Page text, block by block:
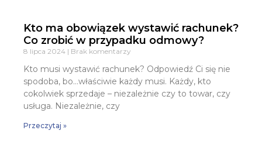
Kto ma obowiązek wystawić rachunek?
Co zrobić w przypadku odmowy?
8 lipca 2024 Brak komentarzy
Kto musi wystawić rachunek? Odpowiedź Ci się nie
spodoba, bo…właściwie każdy musi. Każdy, kto
cokolwiek sprzedaje – niezależnie czy to towar, czy
usługa. Niezależnie, czy
Przeczytaj »